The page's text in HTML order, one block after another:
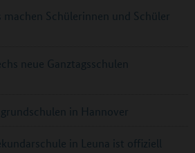
machen Schülerinnen und Schüler
neue Ganztagsschulen
in Hannover
in Leuna ist offiziell